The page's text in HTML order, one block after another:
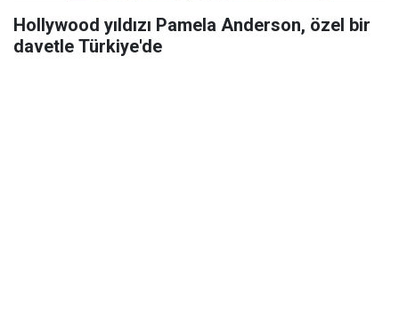
Hollywood yıldızı Pamela Anderson, özel bir
davetle Türkiye'de